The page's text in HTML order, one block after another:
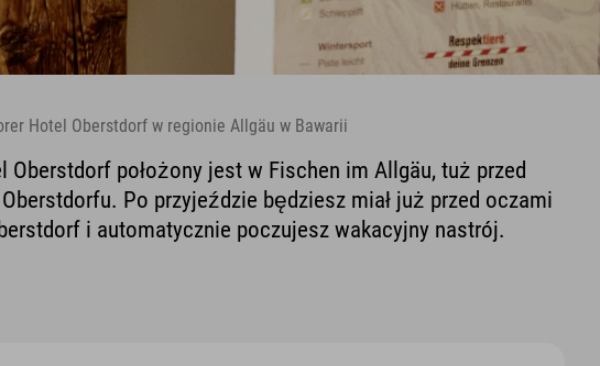
Hotel Oberstdorf w regionie Allgäu w Bawarii
Oberstdorf położony jest w Fischen im Allgäu, tuż przed
Po przyjeździe będziesz miał już przed oczami
i automatycznie poczujesz wakacyjny nastrój.